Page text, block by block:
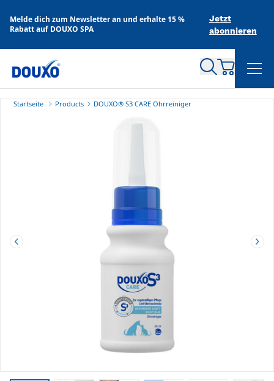
Melde dich zum Newsletter an und erhalte 15 %
Rabatt auf DOUXO SPA
Jetzt
abonnieren
Startseite Products DOUXO® S3 CARE Ohrreiniger